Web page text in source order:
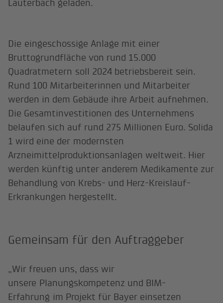
Lauterbach geladen.
Die eingeschossige Anlage mit einer
Bruttogrundfläche von rund 15.000
Quadratmetern soll 2024 betriebsbereit sein.
Rund 100 Mitarbeiterinnen und Mitarbeiter
werden in dem Gebäude ihre Arbeit aufnehmen.
Die Gesamtinvestitionen des Unternehmens
belaufen sich auf rund 275 Millionen Euro. Solida
1 wird eine der modernsten
Arzneimittelproduktionsanlagen weltweit. Hier
werden künftig unter anderem Medikamente zur
Behandlung von Krebs- und Herz-Kreislauf-
Erkrankungen hergestellt.
Gemeinsam für den Auftraggeber
„Wir freuen uns, dass wir
unsere Planungskompetenz und BIM-
Erfahrung im Projekt für Bayer einsetzen